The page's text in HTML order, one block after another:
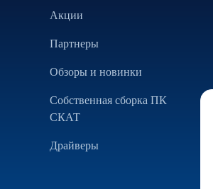
Акции
Партнеры
Обзоры и новинки
Собственная сборка ПК
СКАТ
Драйверы